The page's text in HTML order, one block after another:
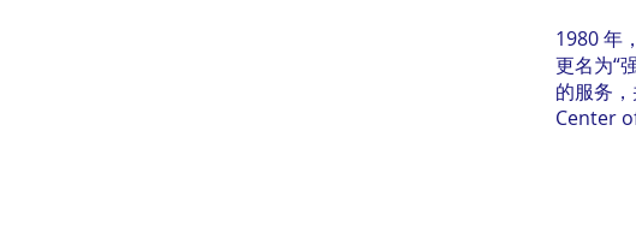
1980 年
更名为“
的服务
Center